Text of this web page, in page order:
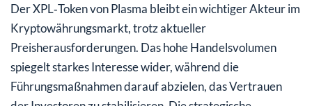
Der XPL‑Token von Plasma bleibt ein wichtiger Akteur im
Kryptowährungsmarkt, trotz aktueller
Preisherausforderungen. Das hohe Handelsvolumen
spiegelt starkes Interesse wider, während die
Führungsmaßnahmen darauf abzielen, das Vertrauen